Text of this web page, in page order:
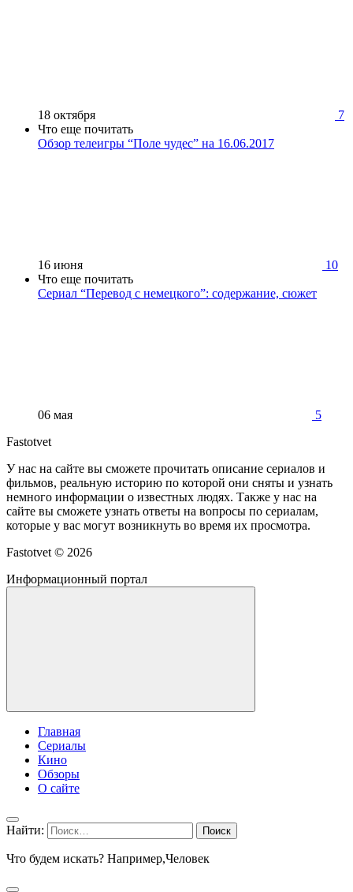
18 октября
7
Что еще почитать
Обзор телеигры “Поле чудес” на 16.06.2017
16 июня
10
Что еще почитать
Сериал “Перевод с немецкого”: содержание, сюжет
06 мая
5
Fastotvet
У нас на сайте вы сможете прочитать описание сериалов и
фильмов, реальную историю по которой они сняты и узнать
немного информации о известных людях. Также у нас на
сайте вы сможете узнать ответы на вопросы по сериалам,
которые у вас могут возникнуть во время их просмотра.
Fastotvet © 2026
Информационный портал
Главная
Сериалы
Кино
Обзоры
О сайте
Найти:
Что будем искать? Например,Человек